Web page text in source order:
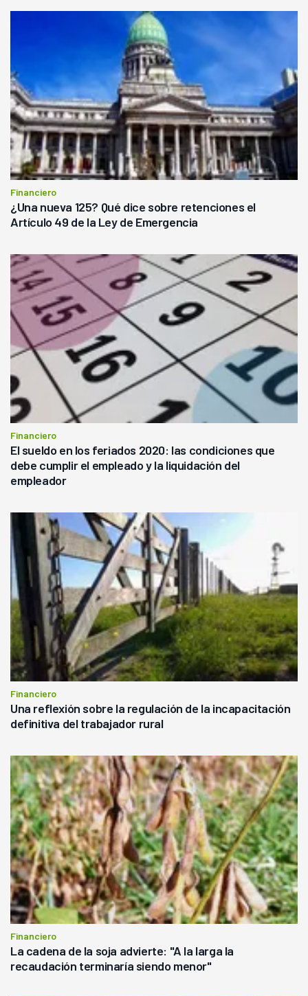
Financiero
¿Una nueva 125? Qué dice sobre retenciones el
Artículo 49 de la Ley de Emergencia
Financiero
El sueldo en los feriados 2020: las condiciones que
debe cumplir el empleado y la liquidación del
empleador
Financiero
Una reflexión sobre la regulación de la incapacitación
definitiva del trabajador rural
Financiero
La cadena de la soja advierte: "A la larga la
recaudación terminaría siendo menor"